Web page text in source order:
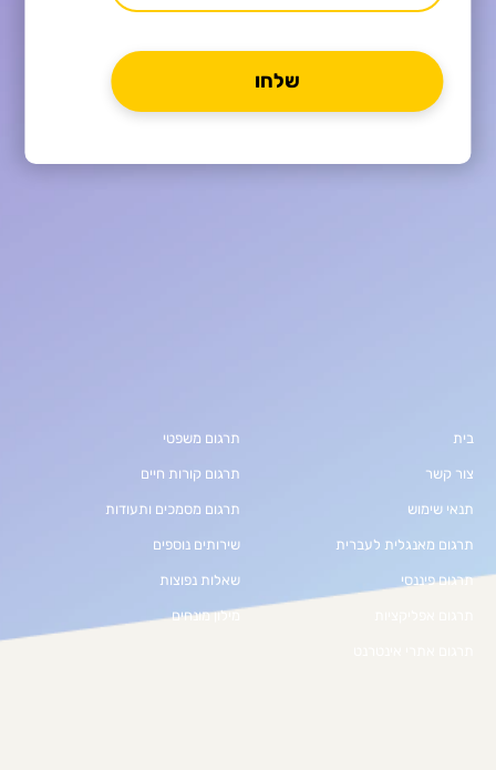
קשר
שימוש
מאנגלית לעברית
פיננסי
תרגום משפטי
תרגום קורות חיים
תרגום מסמכים ותעודות
שירותים נוספים
שאלות נפוצות
מילון מונחים